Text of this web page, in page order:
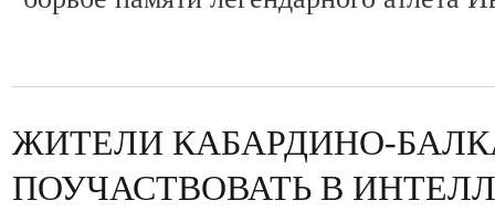
ЖИТЕЛИ КАБАРДИНО-
ПОУЧАСТВОВАТЬ В